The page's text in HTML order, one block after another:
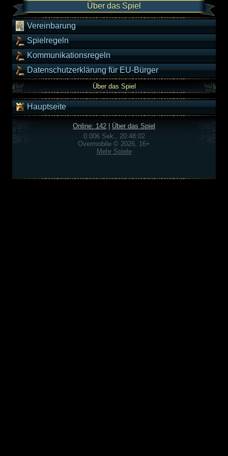
Über das Spiel
Vereinbarung
Spielregeln
Kommunikationsregeln
Datenschutzerklärung für EU-Bürger
Über das Spiel
Hauptseite
Online: 142
Über das Spiel
0.006 Sek., 20:48:02
Overmobile © 2026, 16+
Mehr Spiele